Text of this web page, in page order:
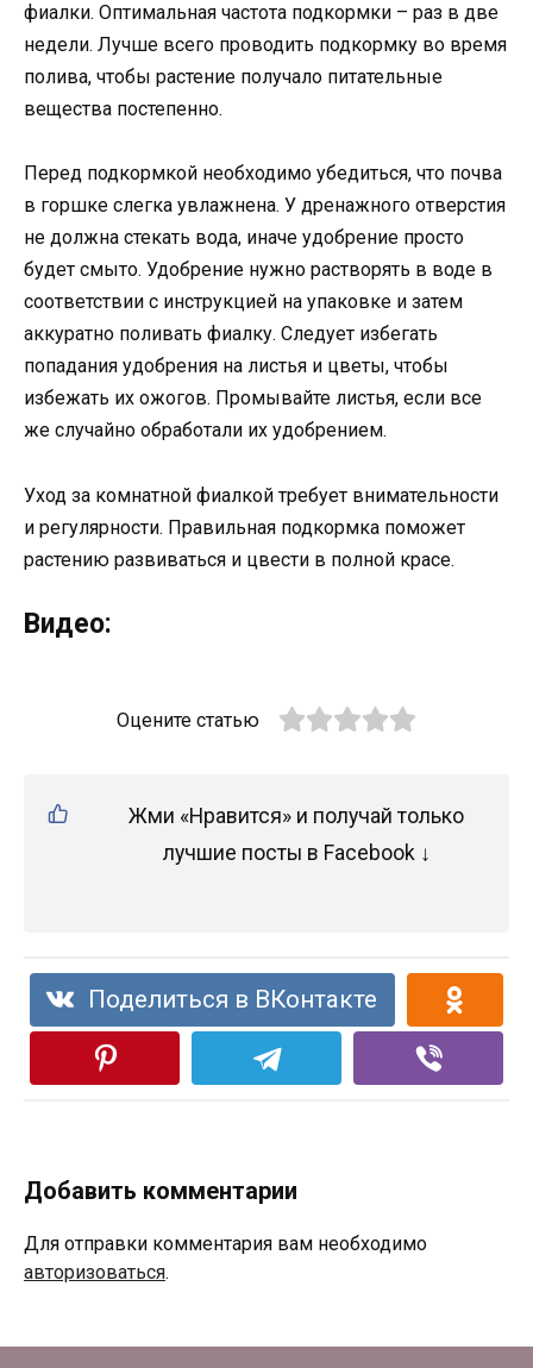
фиалки. Оптимальная частота подкормки – раз в две
недели. Лучше всего проводить подкормку во время
полива, чтобы растение получало питательные
вещества постепенно.
Перед подкормкой необходимо убедиться, что почва
в горшке слегка увлажнена. У дренажного отверстия
не должна стекать вода, иначе удобрение просто
будет смыто. Удобрение нужно растворять в воде в
соответствии с инструкцией на упаковке и затем
аккуратно поливать фиалку. Следует избегать
попадания удобрения на листья и цветы, чтобы
избежать их ожогов. Промывайте листья, если все
же случайно обработали их удобрением.
Уход за комнатной фиалкой требует внимательности
и регулярности. Правильная подкормка поможет
растению развиваться и цвести в полной красе.
Видео:
Оцените статью
Жми «Нравится» и получай только
лучшие посты в Facebook ↓
Поделиться в ВКонтакте
Добавить комментарии
Для отправки комментария вам необходимо
авторизоваться.